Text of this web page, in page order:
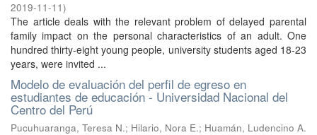
2019-11-11)
The article deals with the relevant problem of delayed parental
family impact on the personal characteristics of an adult. One
hundred thirty-eight young people, university students aged 18-23
years, were invited ...
Modelo de evaluación del perfil de egreso en
estudiantes de educación - Universidad Nacional del
Centro del Perú
Pucuhuaranga, Teresa N.; Hilario, Nora E.; Huamán, Ludencino A.